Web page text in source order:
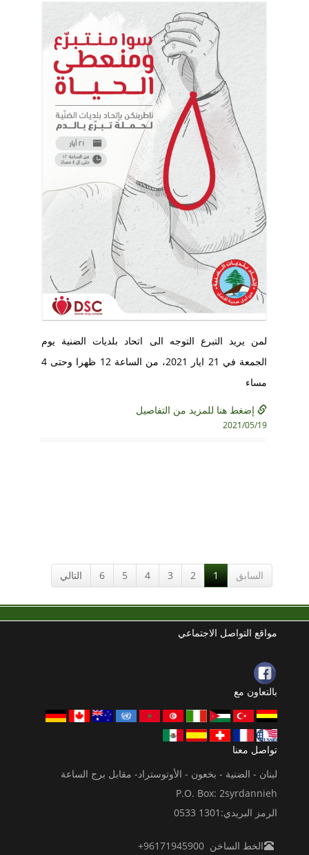
لمن يريد التبرع التوجه الى اتحاد بلديات الضنية يوم
الجمعة في 21 ايار 2021، من الساعة 12 ظهرا وحتى 4
مساء
إضغط هنا للمزيد من التفاصيل
2021/05/19
السابق 1
2 التالي
مواقع التواصل الاجتماعي
بالتعاون مع
تواصل معنا
لبنان - الضنية - بخعون - الأوتوستراد- مقابل برج الساعة
P.O. Box: 2syrdannieh
الرمز البريدي:1301 0533
الخط الساخن 96171945900+